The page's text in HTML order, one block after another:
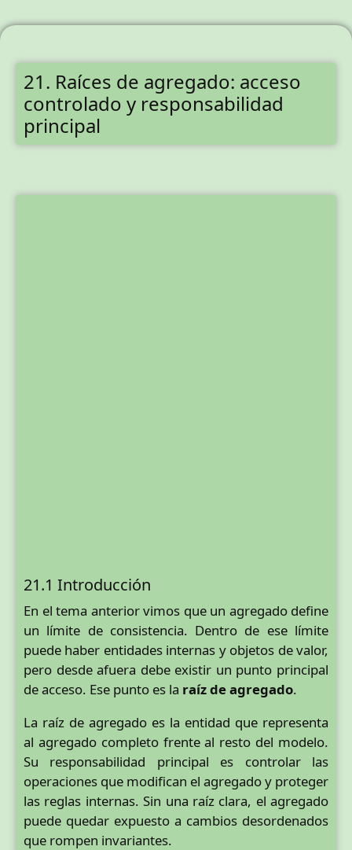
21. Raíces de agregado: acceso
controlado y responsabilidad
principal
21.1 Introducción
En el tema anterior vimos que un agregado define
un límite de consistencia. Dentro de ese límite
puede haber entidades internas y objetos de valor,
pero desde afuera debe existir un punto principal
de acceso. Ese punto es la raíz de agregado.
La raíz de agregado es la entidad que representa
al agregado completo frente al resto del modelo.
Su responsabilidad principal es controlar las
operaciones que modifican el agregado y proteger
las reglas internas. Sin una raíz clara, el agregado
puede quedar expuesto a cambios desordenados
que rompen invariantes.